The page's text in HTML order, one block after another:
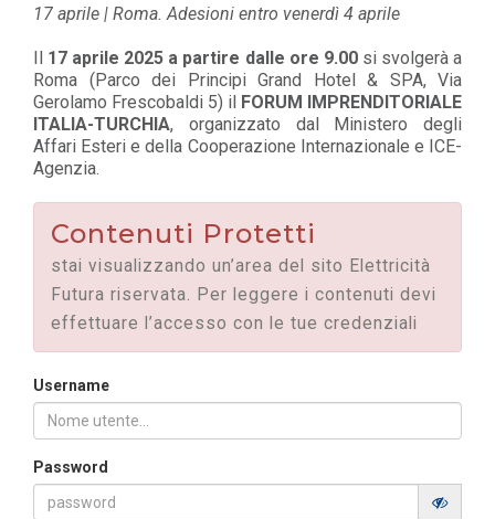
17 aprile | Roma. Adesioni entro venerdì 4 aprile
Il 17 aprile 2025 a partire dalle ore 9.00 si svolgerà a
Roma (Parco dei Principi Grand Hotel & SPA, Via
Gerolamo Frescobaldi 5) il FORUM IMPRENDITORIALE
ITALIA-TURCHIA, organizzato dal Ministero degli
Affari Esteri e della Cooperazione Internazionale e ICE-
Agenzia.
Contenuti Protetti
stai visualizzando un’area del sito Elettricità
Futura riservata. Per leggere i contenuti devi
effettuare l’accesso con le tue credenziali
Username
Password